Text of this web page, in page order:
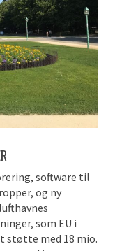
software til
og ny
som EU i
støtte med 18 mio.